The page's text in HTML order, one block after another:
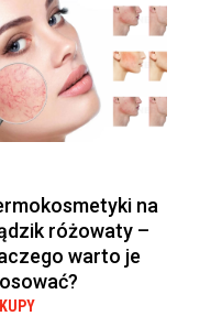
na
różowaty –
warto je